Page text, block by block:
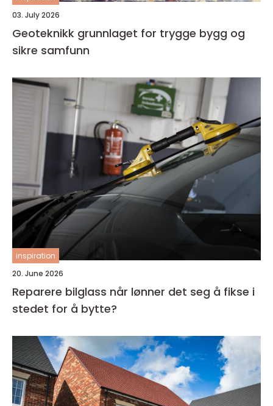
03. July 2026
Geoteknikk grunnlaget for trygge bygg og
sikre samfunn
inspiration
20. June 2026
Reparere bilglass når lønner det seg å fikse i
stedet for å bytte?